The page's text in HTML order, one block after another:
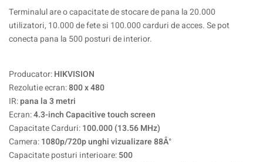
Terminalul are o capacitate de stocare de pana la 20.000
utilizatori, 10.000 de fete si 100.000 carduri de acces. Se pot
conecta pana la 500 posturi de interior.
Producator:HIKVISION
Rezolutie ecran:800 x 480
IR:pana la 3 metri
Ecran:4.3-inch Capacitive touch screen
Capacitate Carduri:100.000 (13.56 MHz)
Camera:1080p/720p unghi vizualizare 88Â°
Capacitate posturi interioare:500